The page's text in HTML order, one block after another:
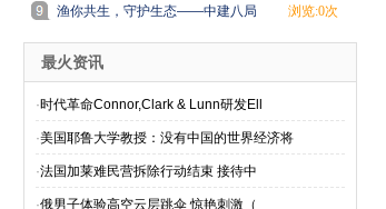
病保
渔你共生，守护生态——中建八局
总承包公司
浏览:0次
最火资讯
·时代革命Connor,Clark & Lunn研发Ell
·美国耶鲁大学教授：没有中国的世界经济将
·法国加莱难民营拆除行动结束 接待中
·俄男子体验高空云层跳伞 惊艳刺激（